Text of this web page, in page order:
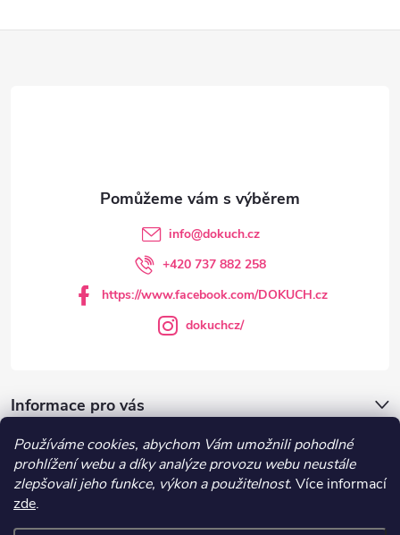
Používáme cookies, abychom Vám umožnili pohodlné
prohlížení webu a díky analýze provozu webu neustále
zlepšovali jeho funkce, výkon a použitelnost. Více informací
zde.
Informace pro vás
DOKUCH.cz
info@dokuch.cz
+420 737 882 258
https://www.facebook.com/DOKUCH.cz
dokuchcz/
Recepty